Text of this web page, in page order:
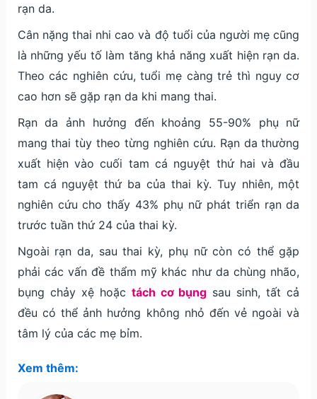
rạn da.
Cân nặng thai nhi cao và độ tuổi của người mẹ cũng
là những yếu tố làm tăng khả năng xuất hiện rạn da.
Theo các nghiên cứu, tuổi mẹ càng trẻ thì nguy cơ
cao hơn sẽ gặp rạn da khi mang thai.
Rạn da ảnh hưởng đến khoảng 55-90% phụ nữ
mang thai tùy theo từng nghiên cứu. Rạn da thường
xuất hiện vào cuối tam cá nguyệt thứ hai và đầu
tam cá nguyệt thứ ba của thai kỳ. Tuy nhiên, một
nghiên cứu cho thấy 43% phụ nữ phát triển rạn da
trước tuần thứ 24 của thai kỳ.
Ngoài rạn da, sau thai kỳ, phụ nữ còn có thể gặp
phải các vấn đề thẩm mỹ khác như da chùng nhão,
bụng chảy xệ hoặc tách cơ bụng sau sinh, tất cả
đều có thể ảnh hưởng không nhỏ đến vẻ ngoài và
tâm lý của các mẹ bỉm.
Xem thêm: